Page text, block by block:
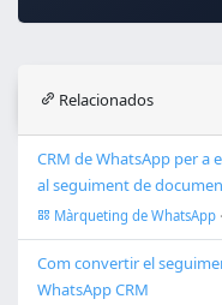
Relacionados
CRM de WhatsApp per a
al seguiment de
Màrqueting de WhatsApp
Com convertir el
WhatsApp CRM